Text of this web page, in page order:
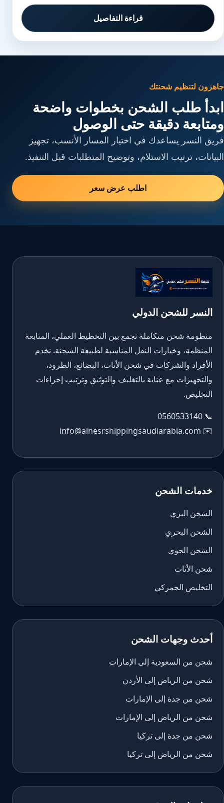
قراءة التفاصيل
جاهزون لتنظيم شحنتك
ابدأ طلب الشحن بخطوات واضحة
ومتابعة دقيقة حتى الوصول
فريق النسر يساعدك في اختيار المسار الأنسب، تجهيز
البيانات، ترتيب الاستلام، وتوضيح المتطلبات قبل التنفيذ.
اطلب عرض سعر
النسر للشحن الدولي
منظومة شحن متكاملة تجمع بين التخطيط العملي، المتابعة
المنظمة، وخيارات النقل المناسبة لطبيعة الشحنة. نخدم
الأفراد والشركات في شحن الأثاث، البضائع، الطرود،
والتجهيزات مع عناية بالتغليف والتوثيق وترتيب إجراءات
التخليص.
📞
0560533140
✉️
info@alnesrshippingsaudiarabia.com
خدمات الشحن
الشحن البري
الشحن البحري
الشحن الجوي
شحن الأثاث
التخليص الجمركي
أحدث وجهات الشحن
شحن من السعودية إلى الإمارات
شحن من الرياض إلى الأردن
شحن من جدة إلى الإمارات
شحن من الرياض إلى الإمارات
شحن من جدة إلى تركيا
شحن من الرياض إلى تركيا